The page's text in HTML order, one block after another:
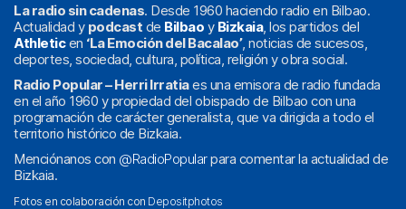
La radio sin cadenas. Desde 1960 haciendo radio en Bilbao.
Actualidad y podcast de Bilbao y Bizkaia, los partidos del
Athleticen ‘La Emoción del Bacalao’, noticias de sucesos,
deportes, sociedad, cultura, política, religión y obra social.
Radio Popular – Herri Irratiaes una emisora de radio fundada
en el año 1960 y propiedad del obispado de Bilbao con una
programación de carácter generalista, que va dirigida a todo el
territorio histórico de Bizkaia.
Menciónanos con @RadioPopularpara comentar la actualidad de
Bizkaia.
Fotos en colaboración con Depositphotos